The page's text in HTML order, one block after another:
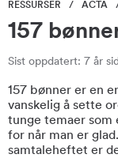
RESSURSER ACTA
157
Sist oppdatert: 7 år
157 bønner er en
vanskelig å sette
tunge temaer som
for når man er
samtaleheftet er